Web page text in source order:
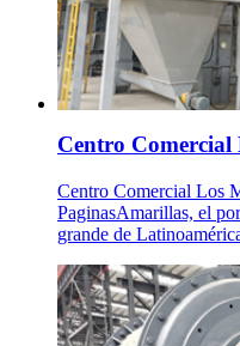
Centro Comercial
Centro Comercial Los
PaginasAmarillas, el
grande de